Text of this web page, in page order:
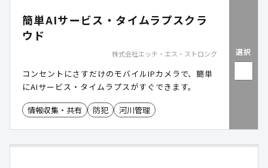
簡単AIサービス・タイムラプスクラ
ウド
株式会社エッチ・エス・ストロング
コンセントにさすだけのモバイルIPカメラで、簡単
にAIサービス・タイムラプスがすぐできます。
情報収集・共有 防犯 河川管理
選択